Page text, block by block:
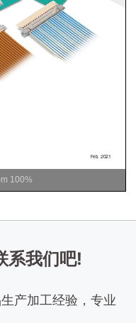
100%
系我们吧!
产加工经验，专业